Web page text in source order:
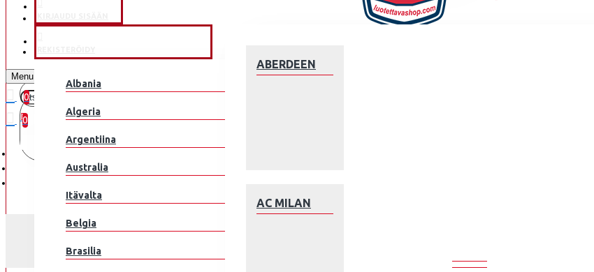
Ostoskorisi on tyhjä!
ABERDEEN
AC MILAN
Albania
Algeria
Argentiina
Australia
Itävalta
Belgia
Brasilia
Menu
0
0